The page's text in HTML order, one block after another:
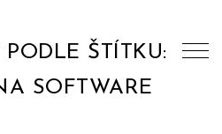
PODLE ŠTÍTKU:
SOFTWARE